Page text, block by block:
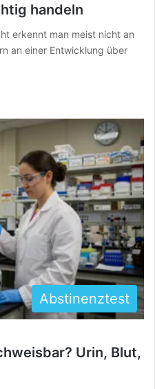
handeln
erkennt man meist nicht an
an einer Entwicklung über
Abstinenztest
Urin, Blut,